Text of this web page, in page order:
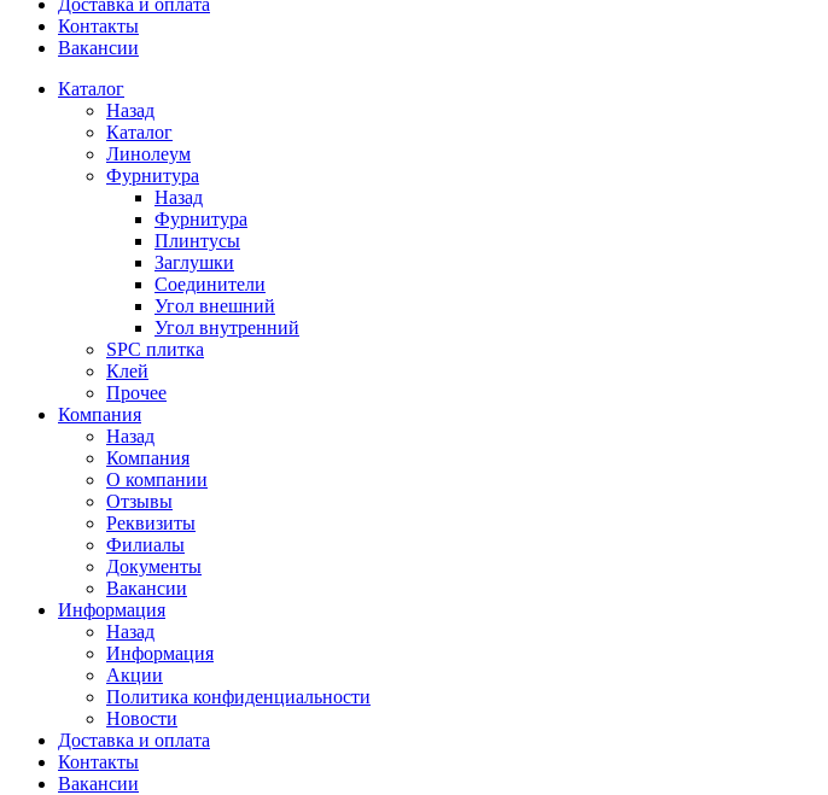
Доставка и оплата
Контакты
Вакансии
Каталог
Назад
Каталог
Линолеум
Фурнитура
Назад
Фурнитура
Плинтусы
Заглушки
Соединители
Угол внешний
Угол внутренний
SPC плитка
Клей
Прочее
Компания
Назад
Компания
О компании
Отзывы
Реквизиты
Филиалы
Документы
Вакансии
Информация
Назад
Информация
Акции
Политика конфиденциальности
Новости
Доставка и оплата
Контакты
Вакансии